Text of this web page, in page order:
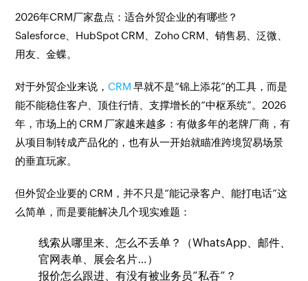
2026年CRM厂家盘点：适合外贸企业的有哪些？
Salesforce、HubSpot CRM、Zoho CRM、销售易、泛微、
用友、金蝶。
对于外贸企业来说，CRM早就不是“锦上添花”的工具，而是
能不能稳住客户、顶住行情、支撑增长的“中枢系统”。2026
年，市场上的 CRM 厂家越来越多：有做多年的老牌厂商，有
从项目制转成产品化的，也有从一开始就瞄准跨境贸易场景
的垂直玩家。
但外贸企业要的 CRM，并不只是“能记录客户、能打电话”这
么简单，而是要能解决几个现实难题：
线索从哪里来、怎么不丢单？（WhatsApp、邮件、
官网表单、展会名片…）
报价怎么跟进、有没有被业务员“私吞”？